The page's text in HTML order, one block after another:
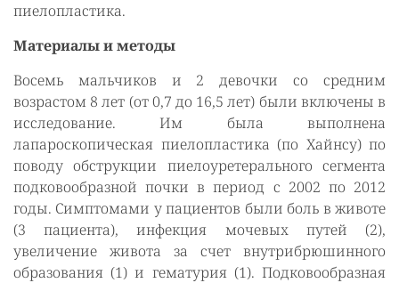
пиелопластика.
Материалы и методы
Восемь мальчиков и 2 девочки со средним
возрастом 8 лет (от 0,7 до 16,5 лет) были включены в
исследование. Им была выполнена
лапароскопическая пиелопластика (по Хайнсу) по
поводу обструкции пиелоуретерального сегмента
подковообразной почки в период с 2002 по 2012
годы. Симптомами у пациентов были боль в животе
(3 пациента), инфекция мочевых путей (2),
увеличение живота за счет внутрибрюшинного
образования (1) и гематурия (1). Подковообразная